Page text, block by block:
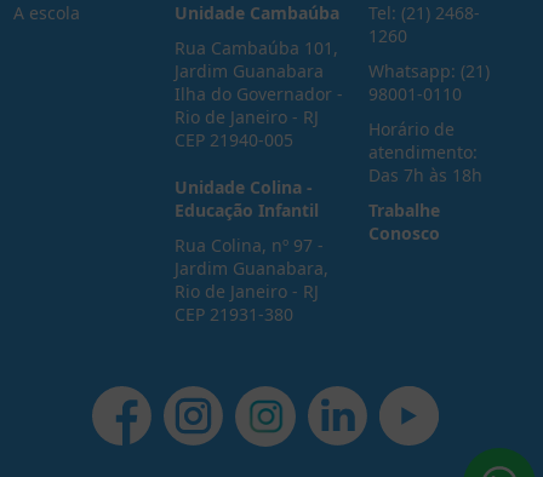
A escola
Unidade Cambaúba
Rua Cambaúba 101,
Jardim Guanabara
Ilha do Governador -
Rio de Janeiro - RJ
CEP 21940-005
Unidade Colina -
Educação Infantil
Rua Colina, nº 97 -
Jardim Guanabara,
Rio de Janeiro - RJ
CEP 21931-380
Tel: (21) 2468-
1260
Whatsapp: (21)
98001-0110
Horário de
atendimento:
Das 7h às 18h
Trabalhe
Conosco